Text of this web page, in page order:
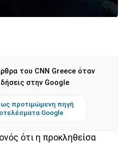
του CNN Greece όταν
στην Google
προτιμώμενη πηγή
Google
ότι η προκληθείσα